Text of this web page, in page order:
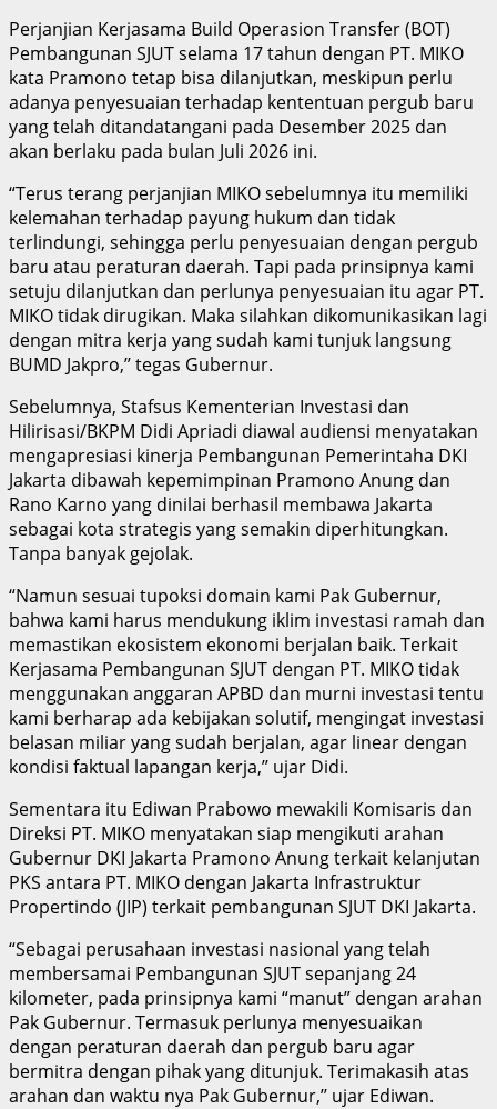
Perjanjian Kerjasama Build Operasion Transfer (BOT)
Pembangunan SJUT selama 17 tahun dengan PT. MIKO
kata Pramono tetap bisa dilanjutkan, meskipun perlu
adanya penyesuaian terhadap kententuan pergub baru
yang telah ditandatangani pada Desember 2025 dan
akan berlaku pada bulan Juli 2026 ini.
“Terus terang perjanjian MIKO sebelumnya itu memiliki
kelemahan terhadap payung hukum dan tidak
terlindungi, sehingga perlu penyesuaian dengan pergub
baru atau peraturan daerah. Tapi pada prinsipnya kami
setuju dilanjutkan dan perlunya penyesuaian itu agar PT.
MIKO tidak dirugikan. Maka silahkan dikomunikasikan lagi
dengan mitra kerja yang sudah kami tunjuk langsung
BUMD Jakpro,’’ tegas Gubernur.
Sebelumnya, Stafsus Kementerian Investasi dan
Hilirisasi/BKPM Didi Apriadi diawal audiensi menyatakan
mengapresiasi kinerja Pembangunan Pemerintaha DKI
Jakarta dibawah kepemimpinan Pramono Anung dan
Rano Karno yang dinilai berhasil membawa Jakarta
sebagai kota strategis yang semakin diperhitungkan.
Tanpa banyak gejolak.
“Namun sesuai tupoksi domain kami Pak Gubernur,
bahwa kami harus mendukung iklim investasi ramah dan
memastikan ekosistem ekonomi berjalan baik. Terkait
Kerjasama Pembangunan SJUT dengan PT. MIKO tidak
menggunakan anggaran APBD dan murni investasi tentu
kami berharap ada kebijakan solutif, mengingat investasi
belasan miliar yang sudah berjalan, agar linear dengan
kondisi faktual lapangan kerja,’’ ujar Didi.
Sementara itu Ediwan Prabowo mewakili Komisaris dan
Direksi PT. MIKO menyatakan siap mengikuti arahan
Gubernur DKI Jakarta Pramono Anung terkait kelanjutan
PKS antara PT. MIKO dengan Jakarta Infrastruktur
Propertindo (JIP) terkait pembangunan SJUT DKI Jakarta.
“Sebagai perusahaan investasi nasional yang telah
membersamai Pembangunan SJUT sepanjang 24
kilometer, pada prinsipnya kami “manut” dengan arahan
Pak Gubernur. Termasuk perlunya menyesuaikan
dengan peraturan daerah dan pergub baru agar
bermitra dengan pihak yang ditunjuk. Terimakasih atas
arahan dan waktu nya Pak Gubernur,’’ ujar Ediwan.